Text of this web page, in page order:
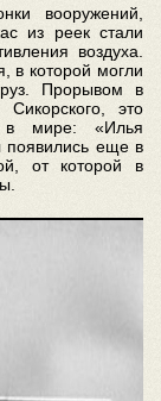
вооружений,
из реек стали
воздуха.
в которой могли
Прорывом в
это
в мире: «Илья
появились еще в
от которой в